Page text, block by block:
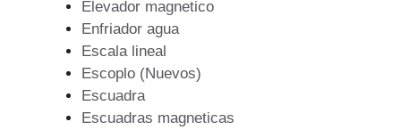
Elevador magnetico
Enfriador agua
Escala lineal
Escoplo (Nuevos)
Escuadra
Escuadras magneticas